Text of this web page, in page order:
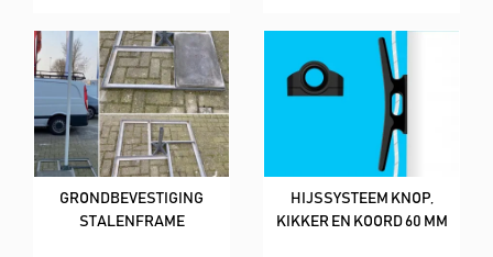
GRONDBEVESTIGING
STALENFRAME
HIJSSYSTEEM KNOP,
KIKKER EN KOORD 60 MM